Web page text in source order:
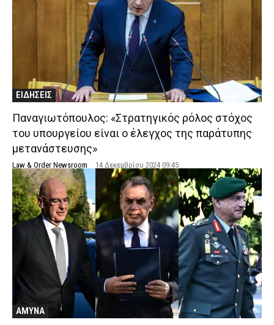
ΕΙΔΗΣΕΙΣ
Παναγιωτόπουλος: «Στρατηγικός ρόλος στόχος
του υπουργείου είναι ο έλεγχος της παράτυπης
μετανάστευσης»
Law & Order Newsroom - 14 Δεκεμβρίου 2024 09:45
ΑΜΥΝΑ